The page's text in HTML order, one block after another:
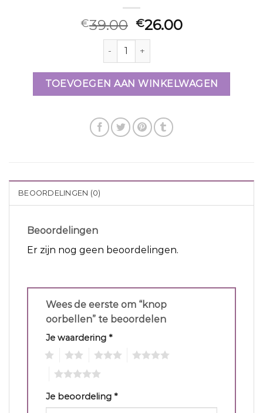
€39.00 €26.00
knop oorbellen aantal
TOEVOEGEN AAN WINKELWAGEN
BEOORDELINGEN (0)
Beoordelingen
Er zijn nog geen beoordelingen.
Wees de eerste om “knop
oorbellen” te beoordelen
Je waardering *
Je beoordeling *